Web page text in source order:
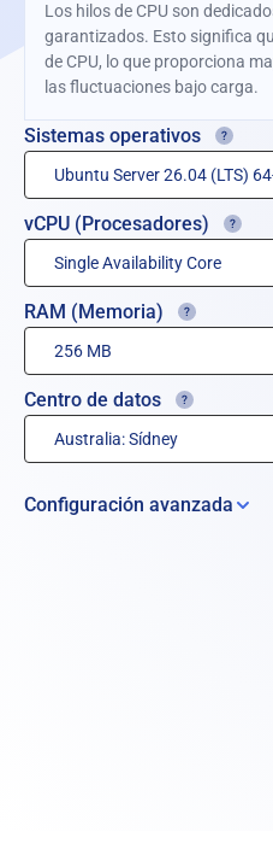
Los hilos de CPU son
garantizados. Esto significa
de CPU, lo que proporciona
las fluctuaciones bajo carga.
Sistemas operativos
vCPU (Procesadores)
RAM (Memoria)
Centro de datos
Configuración avanzada